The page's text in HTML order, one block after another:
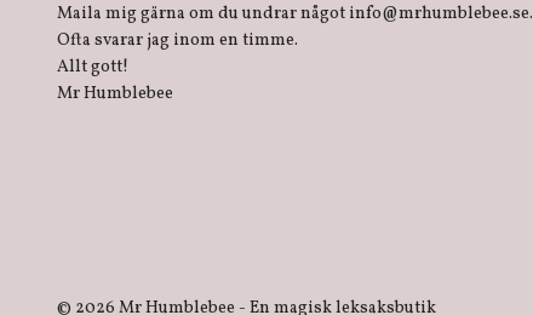
Maila mig gärna om du undrar något info@mrhumblebee.se.
Ofta svarar jag inom en timme.
Allt gott!
Mr Humblebee
© 2026 Mr Humblebee - En magisk leksaksbutik